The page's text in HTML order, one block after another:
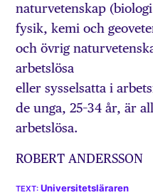
naturvetenskap
fysik, kemi och
och övrig
arbetslösa
eller sysselsatta i
de unga, 25–34 år, är
arbetslösa.
ROBERT ANDERSSON
Universitetsläraren